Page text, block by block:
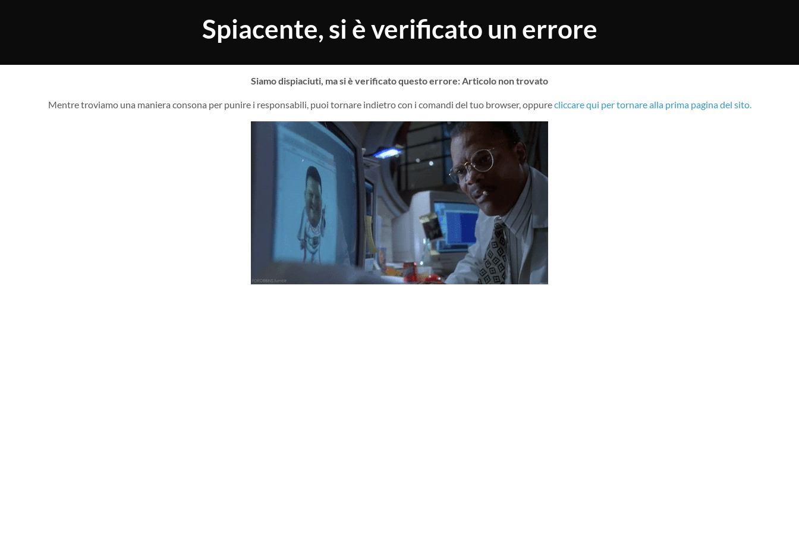
Spiacente, si è verificato un errore
Siamo dispiaciuti, ma si è verificato questo errore: Articolo non trovato
Mentre troviamo una maniera consona per punire i responsabili, puoi tornare indietro con i comandi del tuo browser, oppurecliccare qui per tornare alla prima pagina del sito.